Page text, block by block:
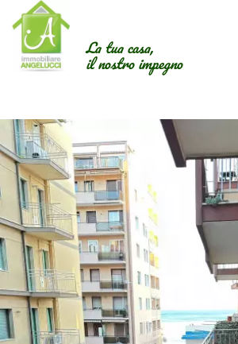
La tua casa,
il nostro impegno